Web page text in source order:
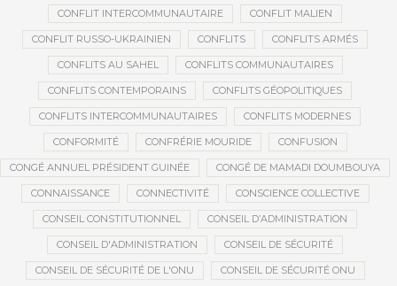
CONFLIT INTERCOMMUNAUTAIRE CONFLIT MALIEN
CONFLIT RUSSO-UKRAINIEN CONFLITS CONFLITS ARMÉS
CONFLITS AU SAHEL CONFLITS COMMUNAUTAIRES
CONFLITS CONTEMPORAINS CONFLITS GÉOPOLITIQUES
CONFLITS INTERCOMMUNAUTAIRES CONFLITS MODERNES
CONFORMITÉ CONFRÉRIE MOURIDE CONFUSION
CONGÉ ANNUEL PRÉSIDENT GUINÉE CONGÉ DE MAMADI DOUMBOUYA
CONNAISSANCE CONNECTIVITÉ CONSCIENCE COLLECTIVE
CONSEIL CONSTITUTIONNEL CONSEIL D’ADMINISTRATION
CONSEIL D'ADMINISTRATION CONSEIL DE SÉCURITÉ
CONSEIL DE SÉCURITÉ DE L'ONU CONSEIL DE SÉCURITÉ ONU